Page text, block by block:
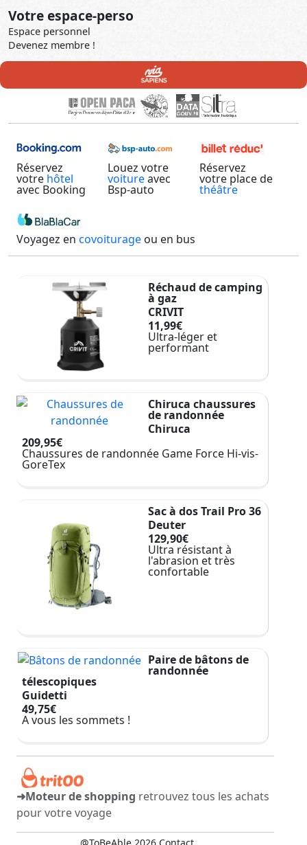
Votre espace-perso
Espace personnel
Devenez membre !
Réservez
votre hôtel
avec Booking
Louez votre
voitureavec
Bsp-auto
Réservez
votre place de
théâtre
Voyagez en covoiturage ou en bus
Réchaud de camping
à gaz
CRIVIT
11,99€
Ultra-léger et
performant
Chiruca chaussures
de randonnée
Chiruca
209,95€
Chaussures de randonnée Game Force Hi-vis-
GoreTex
Sac à dos Trail Pro 36
Deuter
129,90€
Ultra résistant à
l'abrasion et très
confortable
Paire de bâtons de
randonnée
télescopiques
Guidetti
49,75€
A vous les sommets !
➜Moteur de shopping retrouvez tous les achats
pour votre voyage
@ToBeAble 2026 Contact